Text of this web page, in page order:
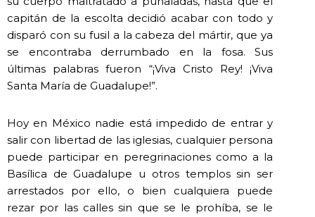
capitán de la escolta decidió acabar con todo y
disparó con su fusil a la cabeza del mártir, que ya
se encontraba derrumbado en la fosa. Sus
últimas palabras fueron “¡Viva Cristo Rey! ¡Viva
Santa María de Guadalupe!”.
Hoy en México nadie está impedido de entrar y
salir con libertad de las iglesias, cualquier persona
puede participar en peregrinaciones como a la
Basílica de Guadalupe u otros templos sin ser
arrestados por ello, o bien cualquiera puede
rezar por las calles sin que se le prohíba, se le